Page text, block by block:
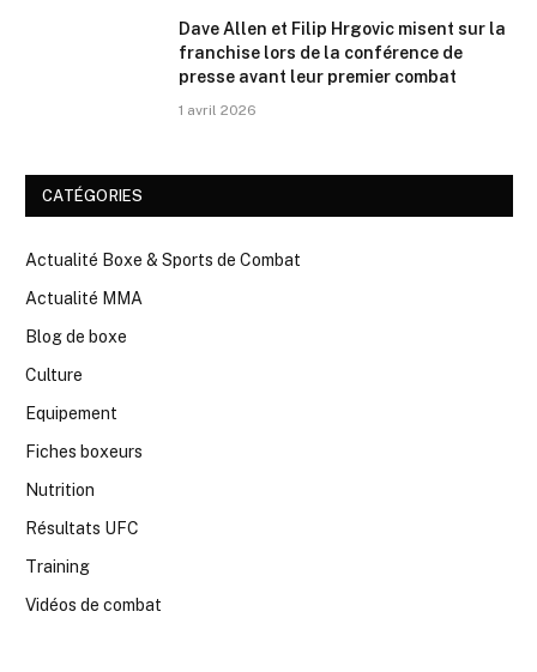
Dave Allen et Filip Hrgovic misent sur la
franchise lors de la conférence de
presse avant leur premier combat
1 avril 2026
CATÉGORIES
Actualité Boxe & Sports de Combat
Actualité MMA
Blog de boxe
Culture
Equipement
Fiches boxeurs
Nutrition
Résultats UFC
Training
Vidéos de combat